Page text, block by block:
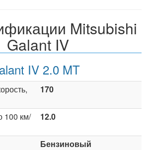
Mitsubishi
Galant IV
IV 2.0 MT
170
100 км/
12.0
Бензиновый